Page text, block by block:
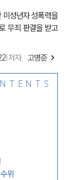
미성년자 성폭력을
무죄 판결을 받고
저자 : 고병준
위